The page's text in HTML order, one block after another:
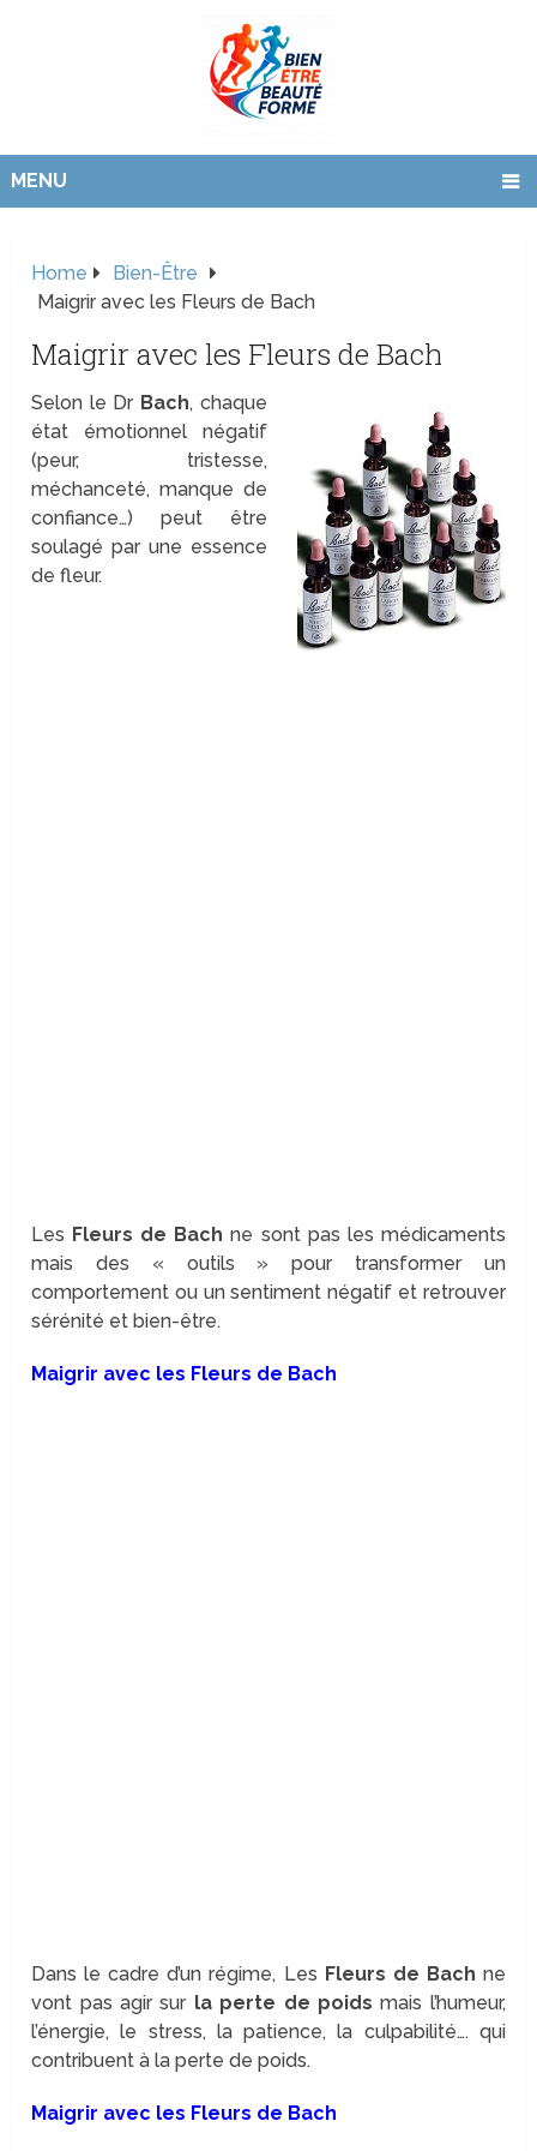
MENU
Home
Bien-Être
Maigrir avec les Fleurs de Bach
Maigrir avec les Fleurs de Bach
Selon le Dr Bach, chaque
état émotionnel négatif
(peur, tristesse,
méchanceté, manque de
confiance…) peut être
soulagé par une essence
de fleur.
Les Fleurs de Bach ne sont pas les médicaments
mais des « outils » pour transformer un
comportement ou un sentiment négatif et retrouver
sérénité et bien-être.
Maigrir avec les Fleurs de Bach
Dans le cadre d’un régime, Les Fleurs de Bach ne
vont pas agir sur la perte de poidsmais l’humeur,
l’énergie, le stress, la patience, la culpabilité…. qui
contribuent à la perte de poids.
Maigrir avec les Fleurs de Bach